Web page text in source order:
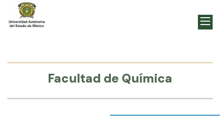
Facultad de Química